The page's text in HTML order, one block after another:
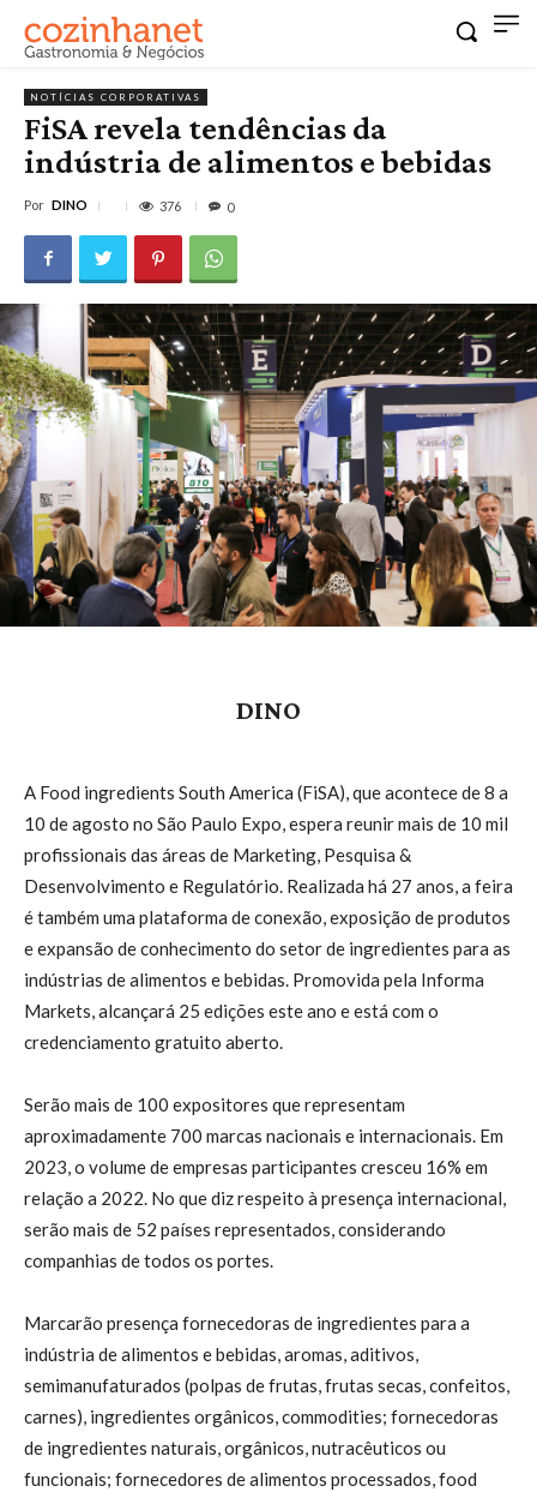
NOTÍCIAS CORPORATIVAS
FiSA revela tendências da
indústria de alimentos e bebidas
Por DINO 376 0
DINO
A Food ingredients South America (FiSA), que acontece de 8 a
10 de agosto no São Paulo Expo, espera reunir mais de 10 mil
profissionais das áreas de Marketing, Pesquisa &
Desenvolvimento e Regulatório. Realizada há 27 anos, a feira
é também uma plataforma de conexão, exposição de produtos
e expansão de conhecimento do setor de ingredientes para as
indústrias de alimentos e bebidas. Promovida pela Informa
Markets, alcançará 25 edições este ano e está com o
credenciamento gratuito aberto.
Serão mais de 100 expositores que representam
aproximadamente 700 marcas nacionais e internacionais. Em
2023, o volume de empresas participantes cresceu 16% em
relação a 2022. No que diz respeito à presença internacional,
serão mais de 52 países representados, considerando
companhias de todos os portes.
Marcarão presença fornecedoras de ingredientes para a
indústria de alimentos e bebidas, aromas, aditivos,
semimanufaturados (polpas de frutas, frutas secas, confeitos,
carnes), ingredientes orgânicos, commodities; fornecedoras
de ingredientes naturais, orgânicos, nutracêuticos ou
funcionais; fornecedores de alimentos processados, food